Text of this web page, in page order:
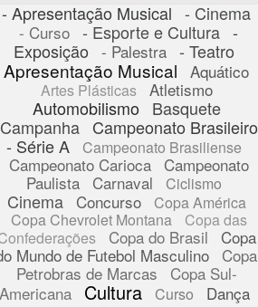
- Apresentação Musical - Cinema
- Curso - Esporte e Cultura -
Exposição - Palestra - Teatro
Apresentação Musical Aquático
Artes Plásticas Atletismo
Automobilismo
Basquete
Campanha Campeonato Brasileiro
- Série A
Campeonato Brasiliense
Campeonato Carioca
Campeonato
Paulista Carnaval Ciclismo
Cinema Concurso
Copa América
Copa Chevrolet Montana
Copa das
Copa do Brasil Copa
Mundo de Futebol Masculino Copa
Petrobras de Marcas
Copa Sul-
Americana
Cultura Curso Dança